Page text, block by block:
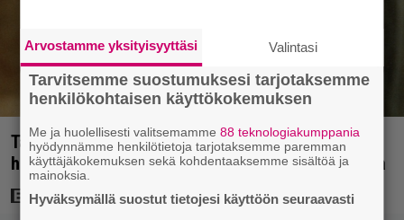
Tänän tv:ssä: Esko Salminen ja Satu Silvo tekevät
hienot pääroolit vuoden 1984 menestyselokuvassa
Arvostamme yksityisyyttäsi Valintasi
Tarvitsemme suostumuksesi tarjotaksemme
henkilökohtaisen käyttökokemuksen
Me ja huolellisesti valitsemamme88 teknologiakumppania
hyödynnämme henkilötietoja tarjotaksemme paremman
käyttäjäkokemuksen sekä kohdentaaksemme sisältöä ja
mainoksia.
Hyväksymällä suostut tietojesi käyttöön seuraavasti